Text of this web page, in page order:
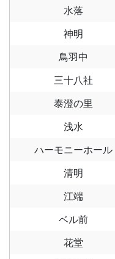
水落
神明
鳥羽中
三十八社
泰澄の里
浅水
ハーモニーホール
清明
江端
ベル前
花堂